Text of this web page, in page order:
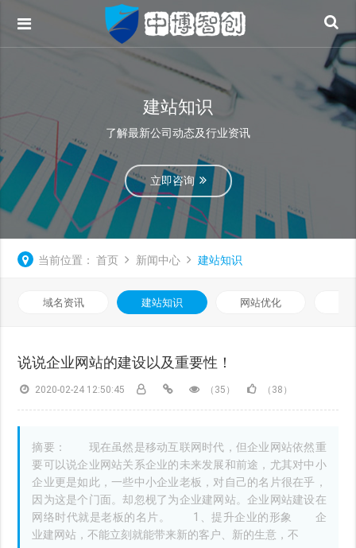
建站知识
了解最新公司动态及行业资讯
立即咨询
当前位置： 首页 新闻中心 建站知识
域名资讯 建站知识 网站优化
说说企业网站的建设以及重要性！
2020-02-24 12:50:45 （35） （38）
摘要： 现在虽然是移动互联网时代，但企业网站依然重
要可以说企业网站关系企业的未来发展和前途，尤其对中小
企业更是如此，一些中小企业老板，对自己的名片很在乎，
因为这是个门面。却忽枧了为企业建网站。企业网站建设在
网络时代就是老板的名片。 1、提升企业的形象 企
业建网站，不能立刻就能带来新的客户、新的生意，不